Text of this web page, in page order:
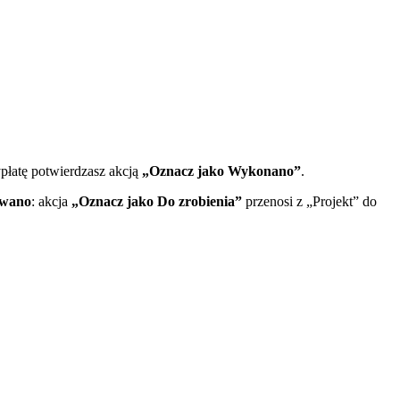
potwierdzasz akcją „Oznacz jako Wykonano”.
: akcja „Oznacz jako Do zrobienia” przenosi z „Projekt” do